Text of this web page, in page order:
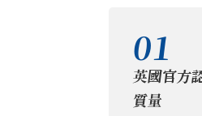
01
英國官方
質量